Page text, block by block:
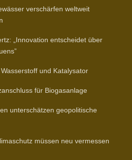
verschärfen weltweit
„Inno­vation entscheidet über
und Katalysator
für Biogasanlage
unter­schätzen geopo­li­tische
müssen neu vermessen